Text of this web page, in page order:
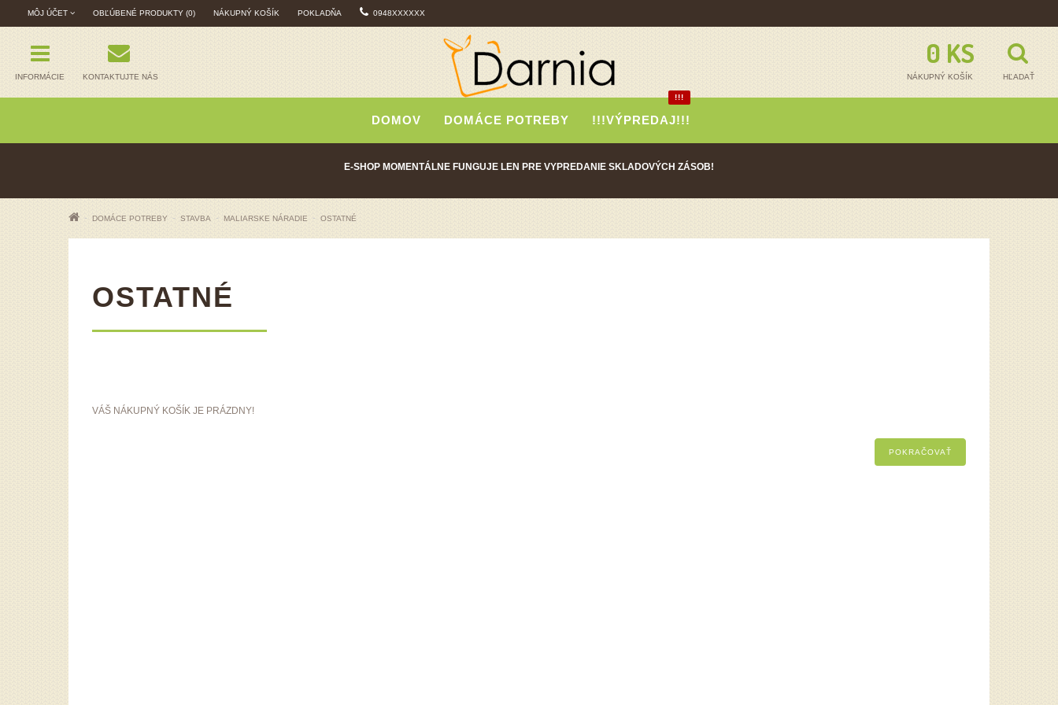
MÔJ ÚČET OBĽÚBENÉ PRODUKTY (0) NÁKUPNÝ KOŠÍK POKLADŇA 0948XXXXXX
INFORMÁCIE KONTAKTUJTE NÁS HĽADAŤ
0 KS -
NÁKUPNÝ KOŠÍK
DOMOV DOMÁCE POTREBY
!!!
!!!VÝPREDAJ!!!
E-SHOP MOMENTÁLNE FUNGUJE LEN PRE VYPREDANIE SKLADOVÝCH ZÁSOB!
DOMÁCE POTREBY STAVBA MALIARSKE NÁRADIE OSTATNÉ
OSTATNÉ
VÁŠ NÁKUPNÝ KOŠÍK JE PRÁZDNY!
POKRAČOVAŤ